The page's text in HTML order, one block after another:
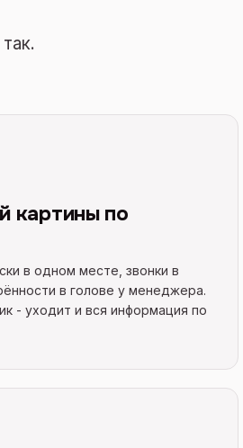
картины по
в одном месте, звонки в
в голове у менеджера.
- уходит и вся информация по